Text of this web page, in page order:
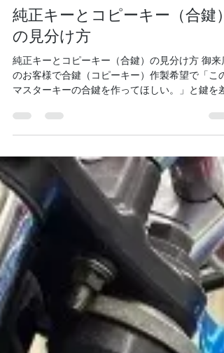
STAFF SHIGE
7月3日
読了時間: 2分
純正キーとコピーキー（合鍵）
の見分け方
純正キーとコピーキー（合鍵）の見分け方 御来店
のお客様で合鍵（コピーキー）作製希望で「この
し出し見せてもらいますが、お持ちになられた鍵
は純正キー（本物の鍵）ではなく複製された鍵
（コピーキー・合鍵）の場合が多々あります。 お
客様は「えっ、これってマスターキーじゃない
の？」とよく言われます。 見分け方はいたって簡
単です 純正キーは持ち手部分に（ＧＯＡＬ ＭＩ
ＷＡ ＷＥＳＴなど）メーカー名とキーナンバー
の刻印があります。 ※無地でも純正キーのタイプ
も有ります。 コピーキー・合鍵は、持ち手部分に
（ＧＴＳ ＦＵＫＩ ＴＬＨ等）材料メーカー名
と Ｈ０００ Ｆ０００ Ａ０００ Ｖ０００な
どの複製材料型番号が記されています。 ※表示記
号が違うタイプも有ります。 コピーキーからさら
に合鍵は作製致しますが事前に作動補償出来ない
事をご説明し、ご理解頂いた場合のみ合鍵作製さ